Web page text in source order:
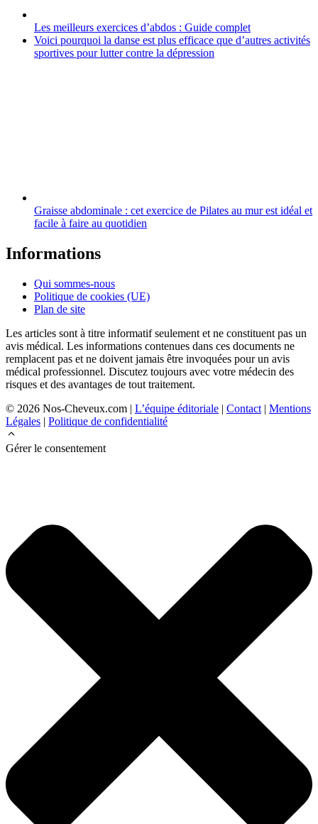
Les meilleurs exercices d’abdos : Guide complet
Voici pourquoi la danse est plus efficace que d’autres activités
sportives pour lutter contre la dépression
Graisse abdominale : cet exercice de Pilates au mur est idéal et
facile à faire au quotidien
Informations
Qui sommes-nous
Politique de cookies (UE)
Plan de site
Les articles sont à titre informatif seulement et ne constituent pas un
avis médical. Les informations contenues dans ces documents ne
remplacent pas et ne doivent jamais être invoquées pour un avis
médical professionnel. Discutez toujours avec votre médecin des
risques et des avantages de tout traitement.
© 2026 Nos-Cheveux.com | L’équipe éditoriale | Contact | Mentions
Légales | Politique de confidentialité
Gérer le consentement